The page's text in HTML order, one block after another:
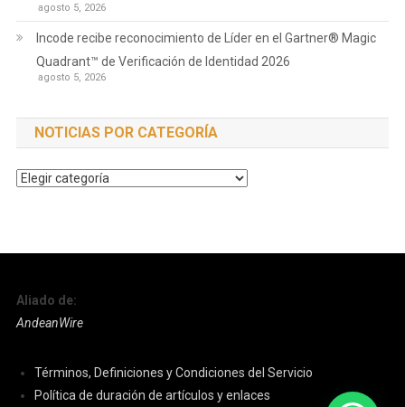
agosto 5, 2026
Incode recibe reconocimiento de Líder en el Gartner® Magic
Quadrant™ de Verificación de Identidad 2026
agosto 5, 2026
NOTICIAS POR CATEGORÍA
Noticias
Aliado de:
AndeanWire
Términos, Definiciones y Condiciones del Servicio
Política de duración de artículos y enlaces